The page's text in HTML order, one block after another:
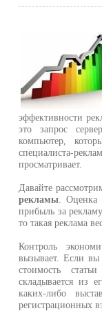
эффективности
это запрос
компьютер,
специалиста-
просматривает.
Давайте
рекламы .
прибыль за
то такая реклама
Контроль
вызывает. Если
стоимость
складывается из
каких-либо
регистрационных